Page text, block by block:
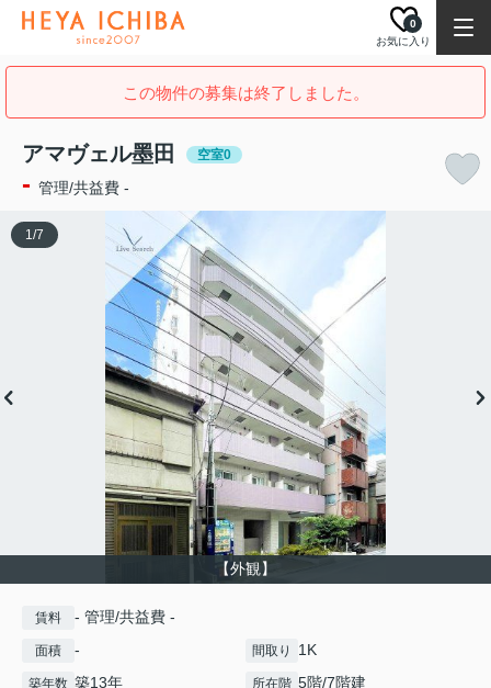
お気に入り
0
この物件の募集は終了しました。
アマヴェル墨田 空室0
- 管理/共益費 -
【外観】
1/7
賃料 - 管理/共益費 -
面積 - 間取り 1K
築年数 築13年 所在階 5階/7階建